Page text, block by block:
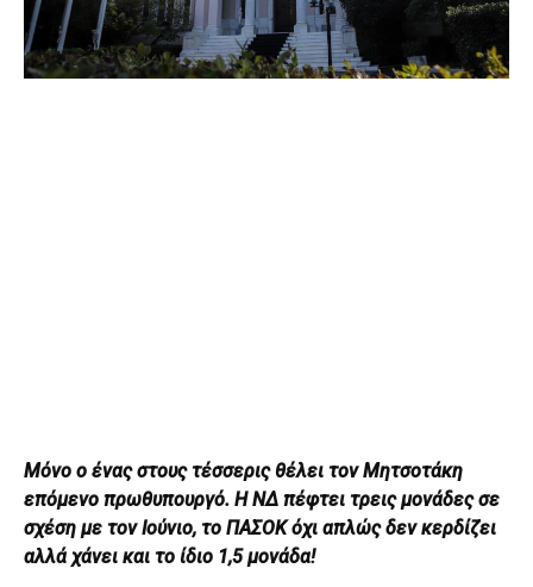
Μόνο ο ένας στους τέσσερις θέλει τον Μητσοτάκη
επόμενο πρωθυπουργό. Η ΝΔ πέφτει τρεις μονάδες σε
σχέση με τον Ιούνιο, το ΠΑΣΟΚ όχι απλώς δεν κερδίζει
αλλά χάνει και το ίδιο 1,5 μονάδα!